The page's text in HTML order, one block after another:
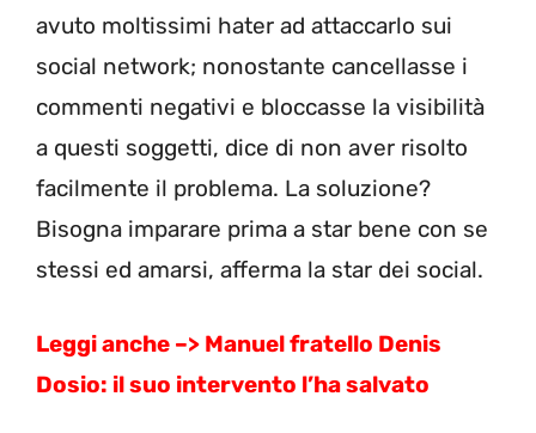
avuto moltissimi hater ad attaccarlo sui
social network; nonostante cancellasse i
commenti negativi e bloccasse la visibilità
a questi soggetti, dice di non aver risolto
facilmente il problema. La soluzione?
Bisogna imparare prima a star bene con se
stessi ed amarsi, afferma la star dei social.
Leggi anche –> Manuel fratello Denis
Dosio: il suo intervento l’ha salvato